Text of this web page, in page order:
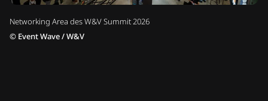
Networking Area des W&V Summit 2026
© Event Wave / W&V